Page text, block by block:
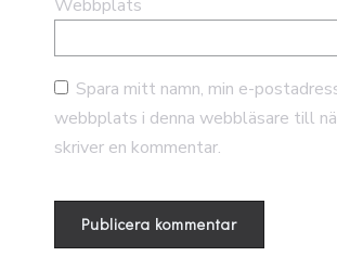
Webbplats
Spara mitt namn, min e-
webbplats i denna webbläsare till
skriver en kommentar.